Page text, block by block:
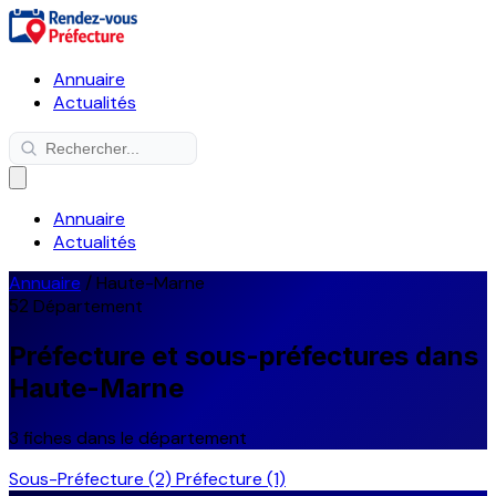
Annuaire
Actualités
Annuaire
Actualités
Annuaire /Haute-Marne
52 Département
Préfecture et sous-préfectures dans
Haute-Marne
3 fiches dans le département
Sous-Préfecture (2) Préfecture (1)